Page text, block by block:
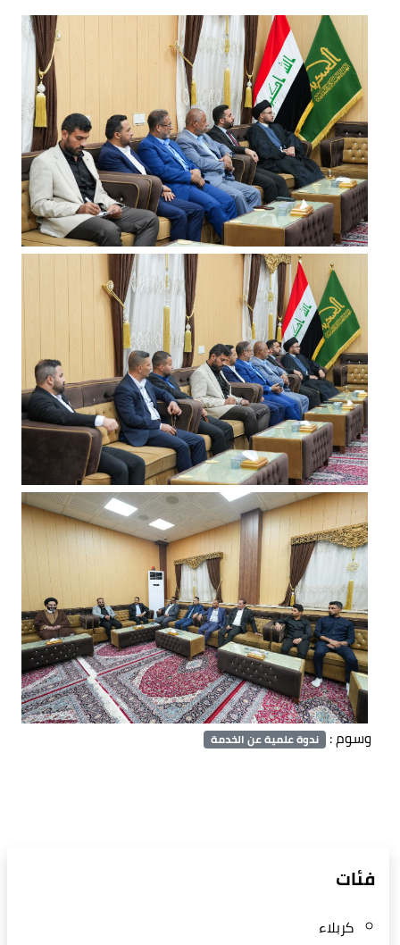
وسوم : ندوة علمية عن الخدمة
فئات
كربلاء